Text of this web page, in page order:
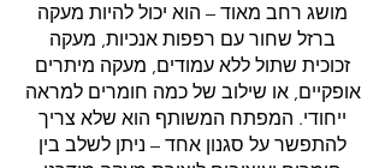
מושג רחב מאוד – הוא יכול להיות מעקה
ברזל שחור עם רפפות אנכיות, מעקה
זכוכית שתול ללא עמודים, מעקה מיתרים
אופקיים, או שילוב של כמה חומרים למראה
ייחודי. המפתח המשותף הוא שלא צריך
להתפשר על סגנון אחד – ניתן לשלב בין